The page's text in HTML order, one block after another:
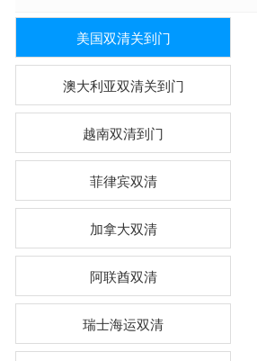
美国双清关到门
澳大利亚双清关到门
越南双清到门
菲律宾双清
加拿大双清
阿联酋双清
瑞士海运双清